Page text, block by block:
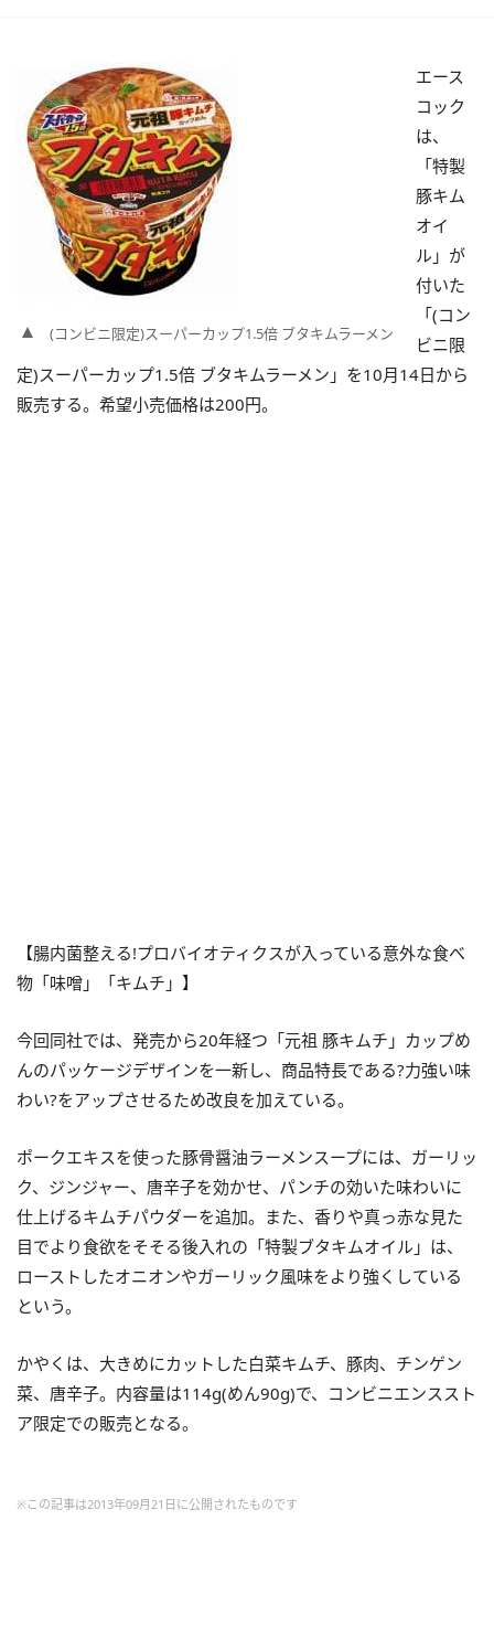
(コンビニ限定)スーパーカップ1.5倍 ブタキムラーメン
エース
コック
は、
「特製
豚キム
オイ
ル」が
付いた
「(コン
ビニ限
定)スーパーカップ1.5倍 ブタキムラーメン」を10月14日から
販売する。希望小売価格は200円。
【腸内菌整える!プロバイオティクスが入っている意外な食べ
物「味噌」「キムチ」】
今回同社では、発売から20年経つ「元祖 豚キムチ」カップめ
んのパッケージデザインを一新し、商品特長である?力強い味
わい?をアップさせるため改良を加えている。
ポークエキスを使った豚骨醤油ラーメンスープには、ガーリッ
ク、ジンジャー、唐辛子を効かせ、パンチの効いた味わいに
仕上げるキムチパウダーを追加。また、香りや真っ赤な見た
目でより食欲をそそる後入れの「特製ブタキムオイル」は、
ローストしたオニオンやガーリック風味をより強くしている
という。
かやくは、大きめにカットした白菜キムチ、豚肉、チンゲン
菜、唐辛子。内容量は114g(めん90g)で、コンビニエンススト
ア限定での販売となる。
※この記事は2013年09月21日に公開されたものです